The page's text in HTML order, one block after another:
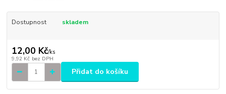
Dostupnost skladem
12,00 Kč/ks
9,92 Kč bez DPH
Přidat do košíku